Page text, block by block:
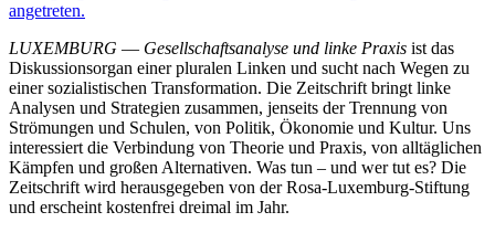
angetreten.
LUXEMBURG — Gesellschaftsanalyse und linke Praxis ist das
Diskussionsorgan einer pluralen Linken und sucht nach Wegen zu
einer sozialistischen Transformation. Die Zeitschrift bringt linke
Analysen und Strategien zusammen, jenseits der Trennung von
Strömungen und Schulen, von Politik, Ökonomie und Kultur. Uns
interessiert die Verbindung von Theorie und Praxis, von alltäglichen
Kämpfen und großen Alternativen. Was tun – und wer tut es? Die
Zeitschrift wird herausgegeben von der Rosa-Luxemburg-Stiftung
und erscheint kostenfrei dreimal im Jahr.